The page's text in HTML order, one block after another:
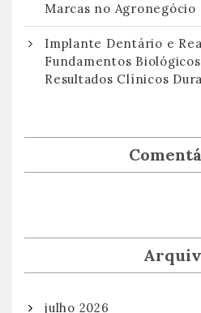
Marcas no Agronegócio
Implante Dentário e
Fundamentos
Resultados Clínicos
julho 2026